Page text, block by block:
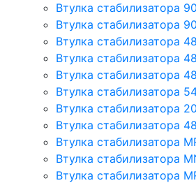
Втулка стабилизатора
Втулка стабилизатора
Втулка стабилизатора
Втулка стабилизатора
Втулка стабилизатора
Втулка стабилизатора
Втулка стабилизатора
Втулка стабилизатора
Втулка стабилизатора
Втулка стабилизатора
Втулка стабилизатора